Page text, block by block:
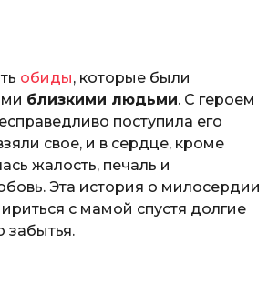
обиды, которые были
близкими людьми. С героем
поступила его
свое, и в сердце, кроме
жалость, печаль и
Эта история о милосердии
с мамой спустя долгие
забытья.